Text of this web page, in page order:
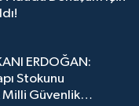
ERDOĞAN:
Stokunu
Güvenlik